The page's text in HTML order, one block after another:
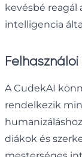
kevésbé reagál
intelligencia
A CudekAI
rendelkezik
diákok és